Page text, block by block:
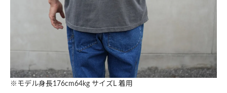
※モデル身長176cm64kg サイズL 着用